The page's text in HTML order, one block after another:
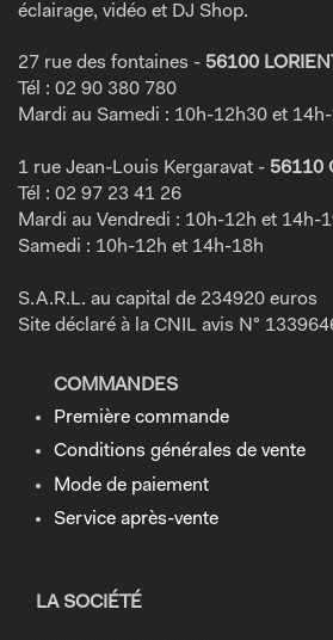
éclairage, vidéo et DJ Shop.
27 rue des fontaines - 56100
Tél : 02 90 380 780
Mardi au Samedi : 10h-12h30 et
1 rue Jean-Louis Kergaravat - 56110
Tél : 02 97 23 41 26
Mardi au Vendredi : 10h-12h et 14h-
Samedi : 10h-12h et 14h-18h
S.A.R.L. au capital de 234920 euros
Site déclaré à la CNIL avis N°
COMMANDES
Première commande
Conditions générales de vente
Mode de paiement
Service après-vente
LA SOCIÉTÉ